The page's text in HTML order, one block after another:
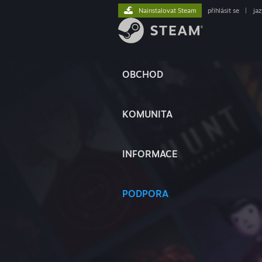
OBCHOD
KOMUNITA
INFORMACE
PODPORA
Nainstalovat Steam přihlásit se